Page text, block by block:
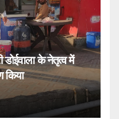
डोईवाला के नेतृत्व में
किया